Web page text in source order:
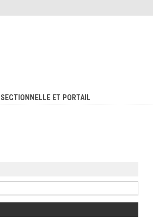
SECTIONNELLE ET PORTAIL